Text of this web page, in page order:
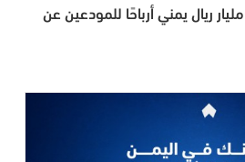
بنك التضامن يوزّع 20.4 مليار ريال يمني أرباحًا للمودعين عن